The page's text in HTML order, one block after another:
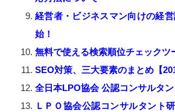
経営者・ビジネスマン向けの経
始！
無料で使える検索順位チェックツ
SEO対策、三大要素のまとめ【
全日本LPO協会 公認コンサルタ
ＬＰＯ協会公認コンサルタント